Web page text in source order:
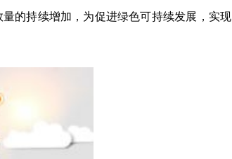
的持续增加，为促进绿色可持续发展，实现